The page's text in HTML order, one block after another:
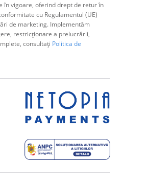
în vigoare, oferind drept de retur în
cu Regulamentul (UE)
de marketing. Implementăm
restricționare a prelucrării,
consultați Politica de